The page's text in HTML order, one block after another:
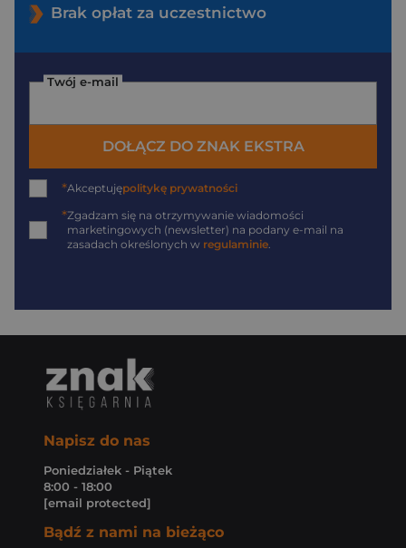
Brak opłat za uczestnictwo
Twój e-mail
DOŁĄCZ DO ZNAK EKSTRA
*Akceptujępolitykę prywatności
*Zgadzam się na otrzymywanie wiadomości
marketingowych (newsletter) na podany e-mail na
zasadach określonych w regulaminie
Napisz do nas
Poniedziałek - Piątek
8:00 - 18:00
[email protected]
Bądź z nami na bieżąco